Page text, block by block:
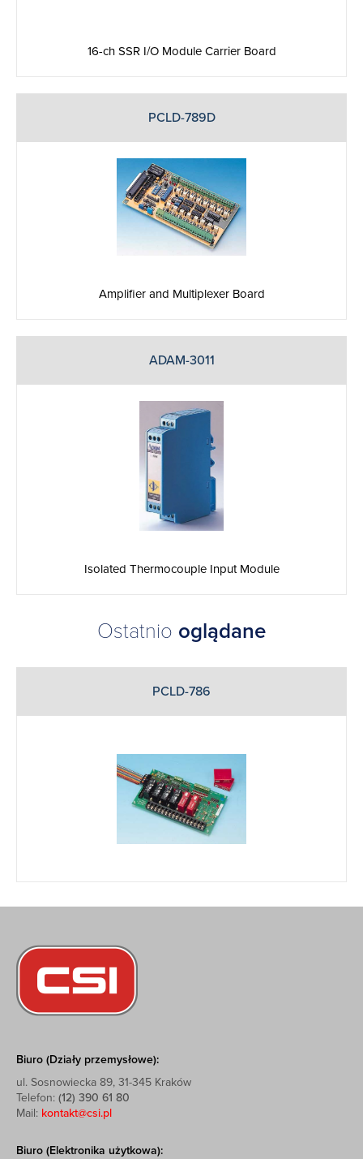
16-ch SSR I/O Module Carrier Board
PCLD-789D
Amplifier and Multiplexer Board
ADAM-3011
Isolated Thermocouple Input Module
Ostatnio oglądane
PCLD-786
Biuro (Działy przemysłowe):
ul. Sosnowiecka 89, 31-345 Kraków
Telefon: (12) 390 61 80
Mail: kontakt@csi.pl
Biuro (Elektronika użytkowa):